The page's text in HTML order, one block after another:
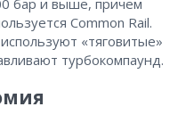
Common Rail.
«тяговитые»
турбокомпаунд.